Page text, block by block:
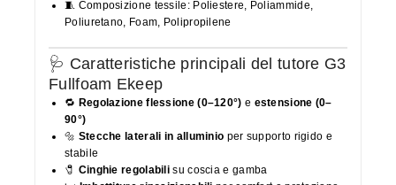
🧵 Composizione tessile: Poliestere, Poliammide,
Poliuretano, Foam, Polipropilene
🩺 Caratteristiche principali del tutore G3
Fullfoam Ekeep
🔁 Regolazione flessione (0–120°) e estensione (0–
90°)
🔩 Stecche laterali in alluminio per supporto rigido e
stabile
🧷 Cinghie regolabili su coscia e gamba